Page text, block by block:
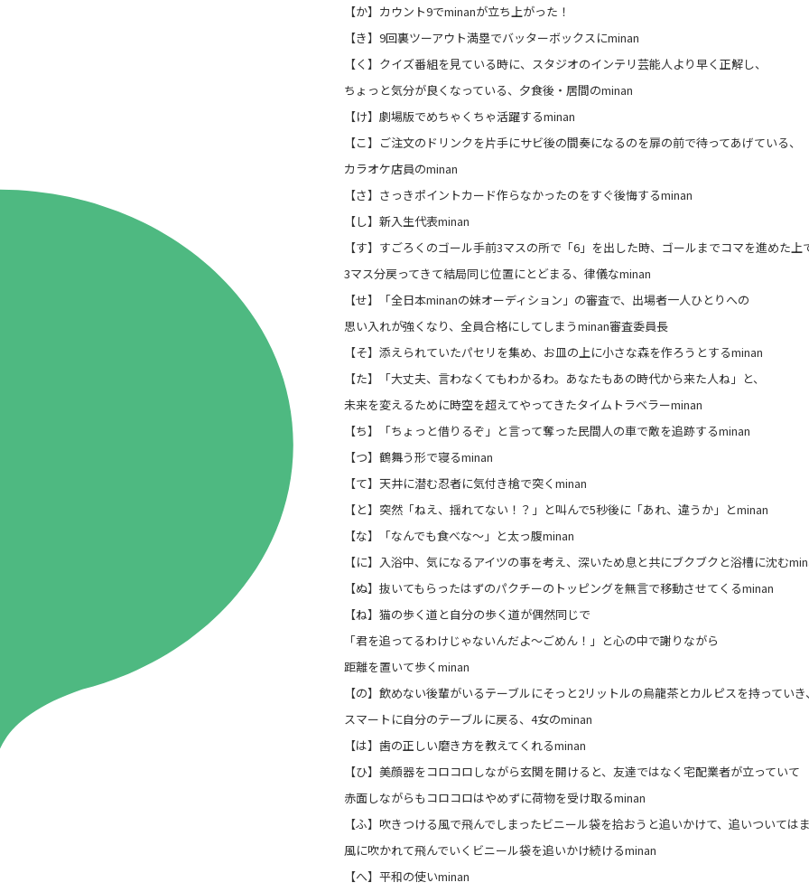
HOT NEWS最新情報
POWER
GUESTゲスト情報
【か】カウント9でminanが立ち上がった！
【き】9回裏ツーアウト満塁でバッターボックスにminan
【く】クイズ番組を見ている時に、スタジオのインテリ芸能人より早く正解し、
ちょっと気分が良くなっている、夕食後・居間のminan
【け】劇場版でめちゃくちゃ活躍するminan
【こ】ご注文のドリンクを片手にサビ後の間奏になるのを扉の前で待ってあげている、
カラオケ店員のminan
【さ】さっきポイントカード作らなかったのをすぐ後悔するminan
【し】新入生代表minan
【す】すごろくのゴール手前3マスの所で「6」を出した時、ゴールまでコマを進めた上
3マス分戻ってきて結局同じ位置にとどまる、律儀なminan
【せ】「全日本minanの妹オーディション」の審査で、出場者一人ひとりへの
思い入れが強くなり、全員合格にしてしまうminan審査委員長
【そ】添えられていたパセリを集め、お皿の上に小さな森を作ろうとするminan
【た】「大丈夫、言わなくてもわかるわ。あなたもあの時代から来た人ね」と、
未来を変えるために時空を超えてやってきたタイムトラベラーminan
【ち】「ちょっと借りるぞ」と言って奪った民間人の車で敵を追跡するminan
【つ】鶴舞う形で寝るminan
【て】天井に潜む忍者に気付き槍で突くminan
【と】突然「ねえ、揺れてない！？」と叫んで5秒後に「あれ、違うか」とminan
【な】「なんでも食べな〜」と太っ腹minan
【に】入浴中、気になるアイツの事を考え、深いため息と共にブクブクと浴槽に沈む
【ぬ】抜いてもらったはずのパクチーのトッピングを無言で移動させてくるminan
【ね】猫の歩く道と自分の歩く道が偶然同じで
「君を追ってるわけじゃないんだよ～ごめん！」と心の中で謝りながら
距離を置いて歩くminan
【の】飲めない後輩がいるテーブルにそっと2リットルの烏龍茶とカルピスを持っていき
スマートに自分のテーブルに戻る、4女のminan
【は】歯の正しい磨き方を教えてくれるminan
【ひ】美顔器をコロコロしながら玄関を開けると、友達ではなく宅配業者が立っていて
赤面しながらもコロコロはやめずに荷物を受け取るminan
【ふ】吹きつける風で飛んでしまったビニール袋を拾おうと追いかけて、追いついては
風に吹かれて飛んでいくビニール袋を追いかけ続けるminan
【へ】平和の使いminan